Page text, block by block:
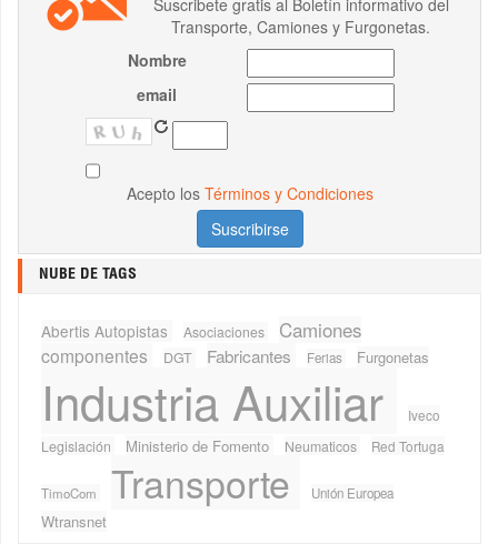
Transporte, Camiones y Furgonetas.
Nombre
email
Acepto los Términos y Condiciones
NUBE DE TAGS
Abertis Autopistas Asociaciones Camiones
componentes DGT Fabricantes Ferias Furgonetas
Industria Auxiliar
Iveco
Legislación
Ministerio de Fomento Neumaticos Red Tortuga
TimoCom Transporte Unión Europea
Wtransnet